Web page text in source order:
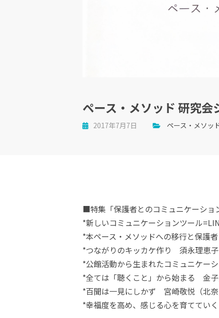
ペース・メソッド 研究
2017年7月7日 ペース・メソッ
■特集「保護者とのコミュニケーショ
*新しいコミュニケーションツール
*本ペース・メソッドへの移行と保護
*つながりのキッカケ作り 須永理恵子(
*公館活動から生まれたコミュニケー
*全ては「聴くこと」から始まる 金子
*百聞は一見にしかず 宮崎敬悦（北奈
*幸福度を高め、感じる心を育ててい